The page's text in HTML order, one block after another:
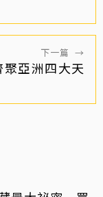
下一篇 →
亞洲四大天